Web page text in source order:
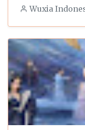
Wuxia